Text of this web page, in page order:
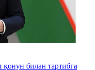
қонун билан тартибга